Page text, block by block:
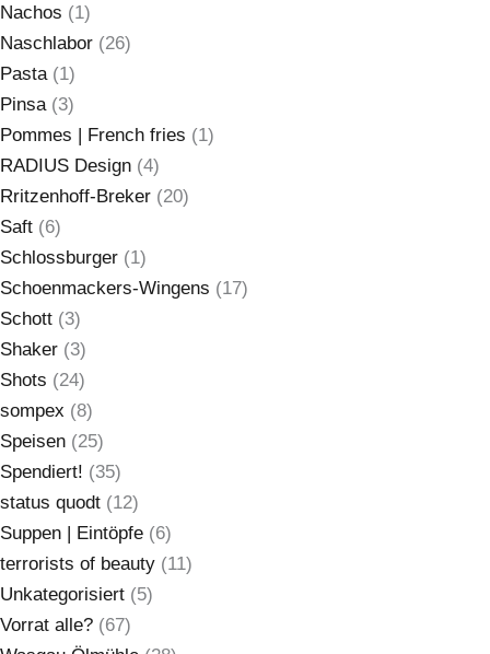
Nachos (1)
Naschlabor (26)
Pasta (1)
Pinsa (3)
Pommes | French fries (1)
RADIUS Design (4)
Rritzenhoff-Breker (20)
Saft (6)
Schlossburger (1)
Schoenmackers-Wingens (17)
Schott (3)
Shaker (3)
Shots (24)
sompex (8)
Speisen (25)
Spendiert! (35)
status quodt (12)
Suppen | Eintöpfe (6)
terrorists of beauty (11)
Unkategorisiert (5)
Vorrat alle? (67)